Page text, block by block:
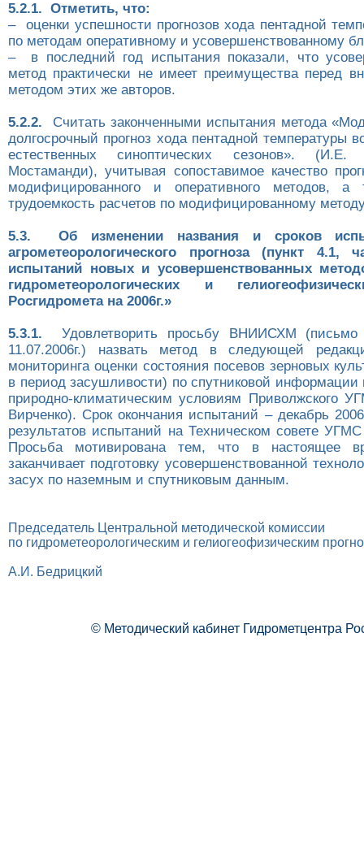
5.2.1. Отметить, что:
– оценки успешности прогнозов хода пентадной
по методам оперативному и усовершенствованному
– в последний год испытания показали, что
метод практически не имеет преимущества перед
методом этих же авторов.
5.2.2. Считать законченными испытания метода
долгосрочный прогноз хода пентадной температуры
естественных синоптических сезонов».
Мостаманди), учитывая сопоставимое качество
модифицированного и оперативного методов, а
трудоемкость расчетов по модифицированному
5.3. Об изменении названия и сроков
агрометеорологического прогноза (пункт 4.1,
испытаний новых и усовершенствованных
гидрометеорологических и
Росгидромета на 2006г.»
5.3.1. Удовлетворить просьбу ВНИИСХМ
11.07.2006г.) назвать метод в следующей
мониторинга оценки состояния посевов зерновых
в период засушливости) по спутниковой информации
природно-климатическим условиям Приволжского
Вирченко). Срок окончания испытаний – декабрь
результатов испытаний на Техническом совете
Просьба мотивирована тем, что в настоящее
заканчивает подготовку усовершенствованной
засух по наземным и спутниковым данным.
Председатель Центральной методической комиссии
по гидрометеорологическим и гелиогеофизическим
А.И. Бедрицкий
© Методический кабинет Гидрометцентра